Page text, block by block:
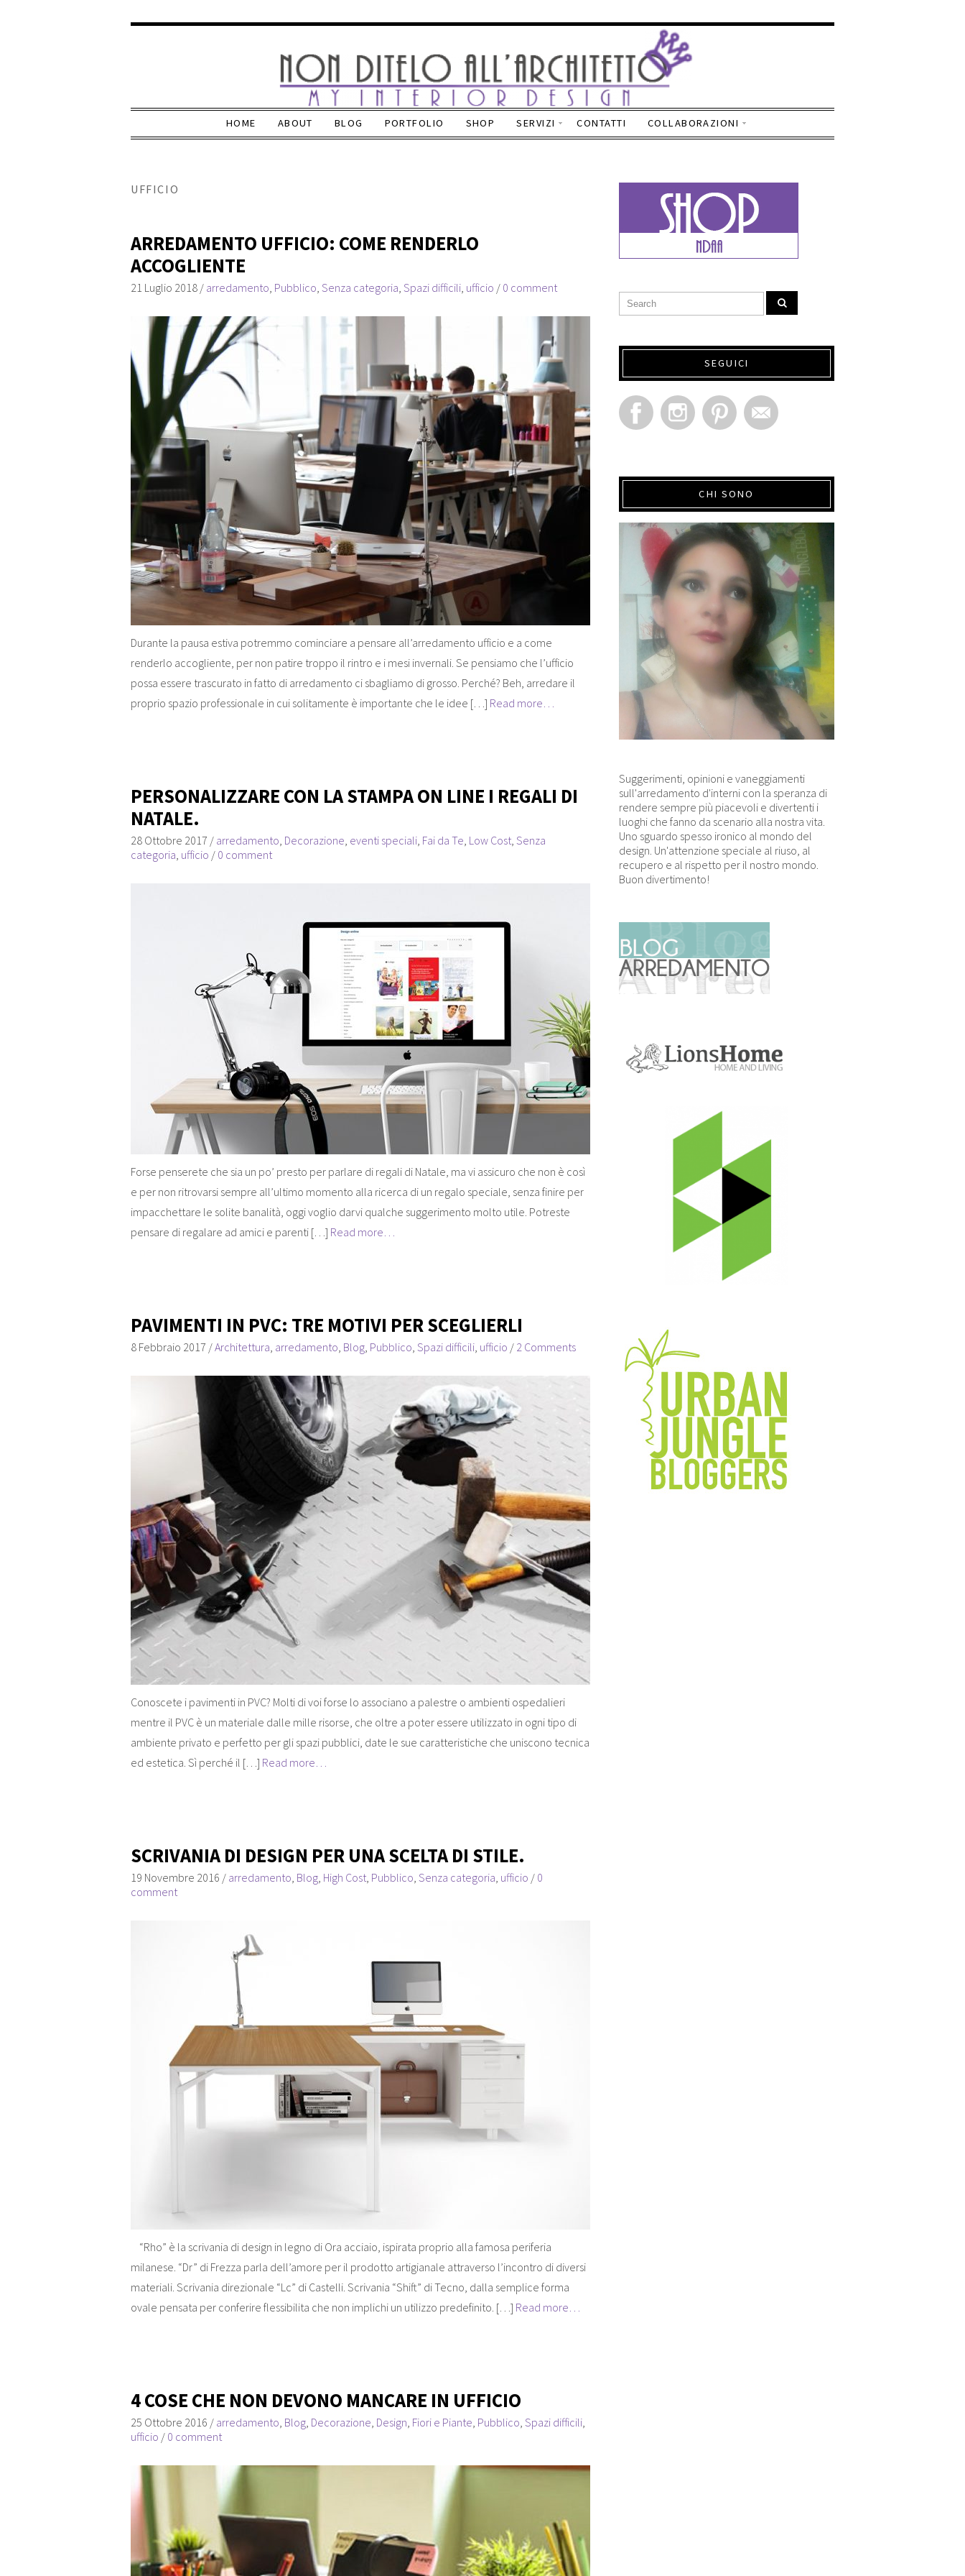
HOME ABOUT BLOG PORTFOLIO SHOP SERVIZI CONTATTI COLLABORAZIONI
UFFICIO
ARREDAMENTO UFFICIO: COME RENDERLO
ACCOGLIENTE
21 Luglio 2018 / arredamento, Pubblico, Senza categoria, Spazi difficili, ufficio / 0 comment
Durante la pausa estiva potremmo cominciare a pensare all’arredamento ufficio e a come
renderlo accogliente, per non patire troppo il rintro e i mesi invernali. Se pensiamo che l’ufficio
possa essere trascurato in fatto di arredamento ci sbagliamo di grosso. Perché? Beh, arredare il
proprio spazio professionale in cui solitamente è importante che le idee […] Read more…
PERSONALIZZARE CON LA STAMPA ON LINE I REGALI DI
NATALE.
28 Ottobre 2017 / arredamento, Decorazione, eventi speciali, Fai da Te, Low Cost, Senza
categoria, ufficio / 0 comment
Forse penserete che sia un po’ presto per parlare di regali di Natale, ma vi assicuro che non è così
e per non ritrovarsi sempre all’ultimo momento alla ricerca di un regalo speciale, senza finire per
impacchettare le solite banalità, oggi voglio darvi qualche suggerimento molto utile. Potreste
pensare di regalare ad amici e parenti […] Read more…
PAVIMENTI IN PVC: TRE MOTIVI PER SCEGLIERLI
8 Febbraio 2017 /Architettura, arredamento, Blog, Pubblico, Spazi difficili, ufficio / 2 Comments
Conoscete i pavimenti in PVC? Molti di voi forse lo associano a palestre o ambienti ospedalieri
mentre il PVC è un materiale dalle mille risorse, che oltre a poter essere utilizzato in ogni tipo di
ambiente privato e perfetto per gli spazi pubblici, date le sue caratteristiche che uniscono tecnica
ed estetica. Sì perché il […] Read more…
SCRIVANIA DI DESIGN PER UNA SCELTA DI STILE.
19 Novembre 2016 / arredamento, Blog, High Cost, Pubblico, Senza categoria, ufficio / 0
comment
“Rho” è la scrivania di design in legno di Ora acciaio, ispirata proprio alla famosa periferia
milanese. “Dr” di Frezza parla dell’amore per il prodotto artigianale attraverso l’incontro di diversi
materiali. Scrivania direzionale “Lc” di Castelli. Scrivania “Shift” di Tecno, dalla semplice forma
ovale pensata per conferire flessibilita che non implichi un utilizzo predefinito. […] Read more…
4 COSE CHE NON DEVONO MANCARE IN UFFICIO
25 Ottobre 2016 / arredamento, Blog, Decorazione, Design, Fiori e Piante, Pubblico, Spazi difficili,
ufficio / 0 comment
SEGUICI
CHI SONO
Suggerimenti, opinioni e vaneggiamenti
sull'arredamento d'interni con la speranza di
rendere sempre più piacevoli e divertenti i
luoghi che fanno da scenario alla nostra vita.
Uno sguardo spesso ironico al mondo del
design. Un'attenzione speciale al riuso, al
recupero e al rispetto per il nostro mondo.
Buon divertimento!